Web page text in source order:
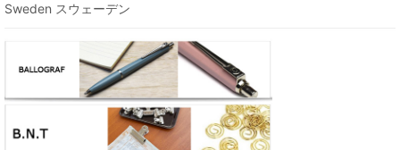
Sweden スウェーデン